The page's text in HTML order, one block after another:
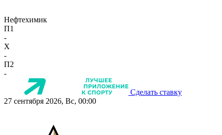
Нефтехимик
П1
-
X
-
П2
-
Сделать ставку
27 сентября 2026, Вс, 00:00